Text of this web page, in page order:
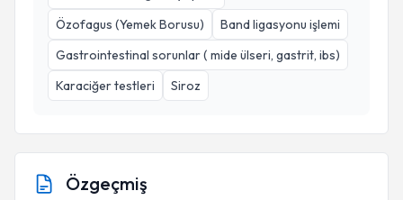
Özofagus (Yemek Borusu)
Band ligasyonu işlemi
Gastrointestinal sorunlar ( mide ülseri, gastrit, ibs)
Karaciğer testleri
Siroz
Özgeçmiş